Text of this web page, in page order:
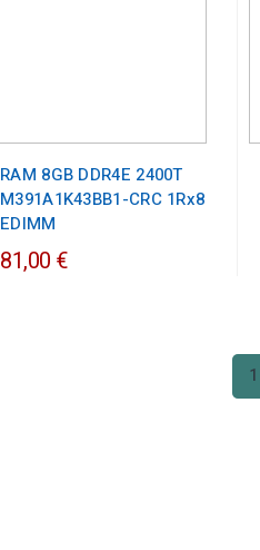
RAM 8GB DDR4E 2400T
M391A1K43BB1-CRC 1Rx8
EDIMM
81,00 €
1